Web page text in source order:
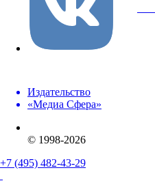
Издательство
«Медиа Сфера»
© 1998-2026
+7 (495) 482-43-29